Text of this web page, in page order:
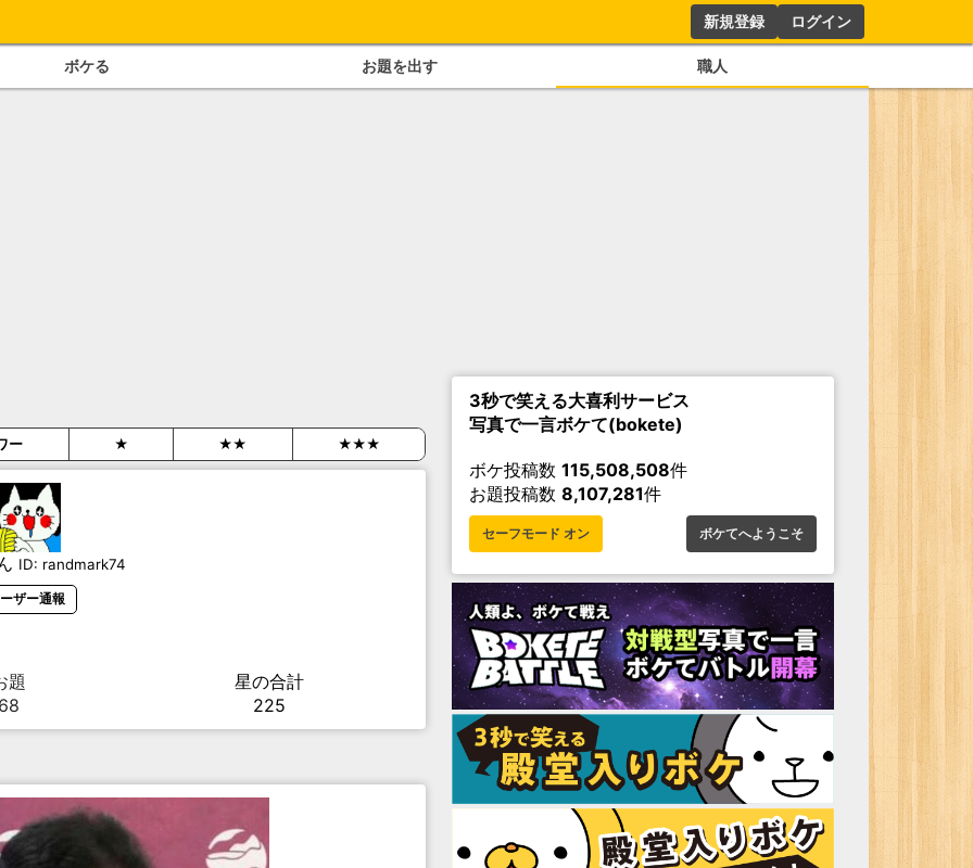
新規登録 ログイン
ボケる お題を出す 職人
ー ★ ★★ ★★★
ID: randmark74
ザー通報
題
星の合計
225
3秒で笑える大喜利サービス
写真で一言ボケて(bokete)
ボケ投稿数 115,508,508件
お題投稿数 8,107,281件
セーフモード オン ボケてへようこそ